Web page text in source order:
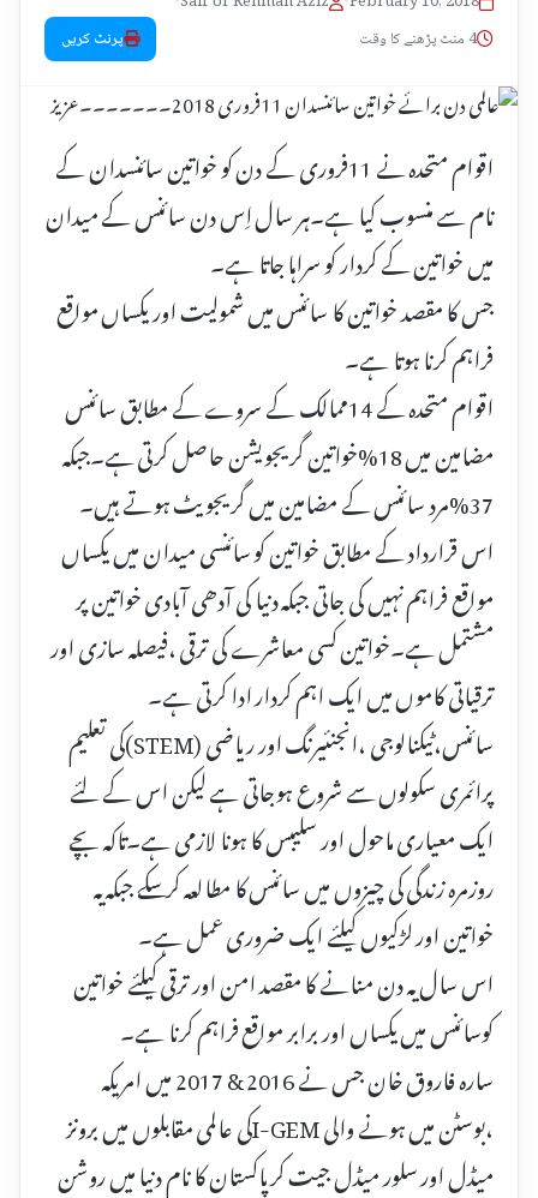
4 منٹ پڑھنے کا وقت
پرنٹ کریں
اقوام متحدہ نے 11فروری کے دن کو خواتین سائنسدان کے
نام سے منسوب کیا ہے۔ہر سال اِس دن سائنس کے میدان
میں خواتین کے کردار کو سراہا جاتا ہے۔
جس کا مقصد خواتین کا سائنس میں شمولیت اور یکساں مواقع
فراہم کرنا ہوتا ہے۔
اقوام متحدہ کے 14ممالک کے سروے کے مطابق سائنس
مضامین میں 18%خواتین گریجویشن حاصل کرتی ہے۔جبکہ
37%مرد سائنس کے مضامین میں گریجویٹ ہوتے ہیں۔
اس قرارداد کے مطابق خواتین کو سائنسی میدان میں یکساں
مواقع فراہم نہیں کی جاتی جبکہ دنیا کی آدھی آبادی خواتین پر
مشتمل ہے۔خواتین کسی معاشرے کی ترقی ،فیصلہ سازی اور
ترقیاتی کاموں میں ایک اہم کردار ادا کرتی ہے۔
سائنس،ٹیکنالوجی ،انجنئیرنگ اور ریاضی (STEM)کی تعلیم
پرائمری سکولوں سے شروع ہوجاتی ہے لیکن اس کے لئے
ایک معیاری ماحول اور سلیبس کا ہونا لازمی ہے۔تاکہ بچے
روزمرہ زندگی کی چیزوں میں سائنس کا مطالعہ کرسکے جبکہ یہ
خواتین اور لڑکیوں کیلئے ایک ضروری عمل ہے۔
اس سال یہ دن منانے کا مقصد امن اور ترقی کیلئے خواتین
کوسائنس میں یکساں اور برابر مواقع فراہم کرنا ہے۔
سارہ فاروق خان جس نے 2016 & 2017 میں امریکہ
،بوسٹن میں ہونے والی I-GEMکی عالمی مقابلوں میں برونز
میڈل اور سلور میڈل جیت کر پاکستان کا نام دنیا میں روشن